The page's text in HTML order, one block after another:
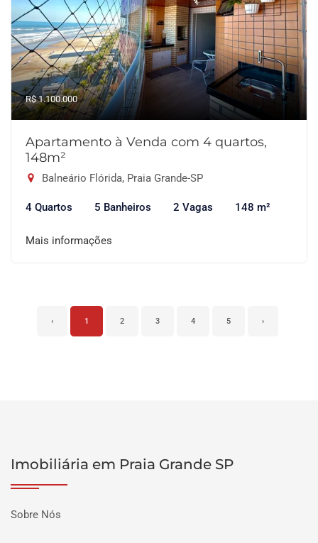
R$ 1.100.000
Apartamento à Venda com 4 quartos,
148m²
Balneário Flórida, Praia Grande-SP
4 Quartos 5 Banheiros 2 Vagas 148 m²
Mais informações
‹ 1 2 3 4 5 ›
Imobiliária em Praia Grande SP
Sobre Nós